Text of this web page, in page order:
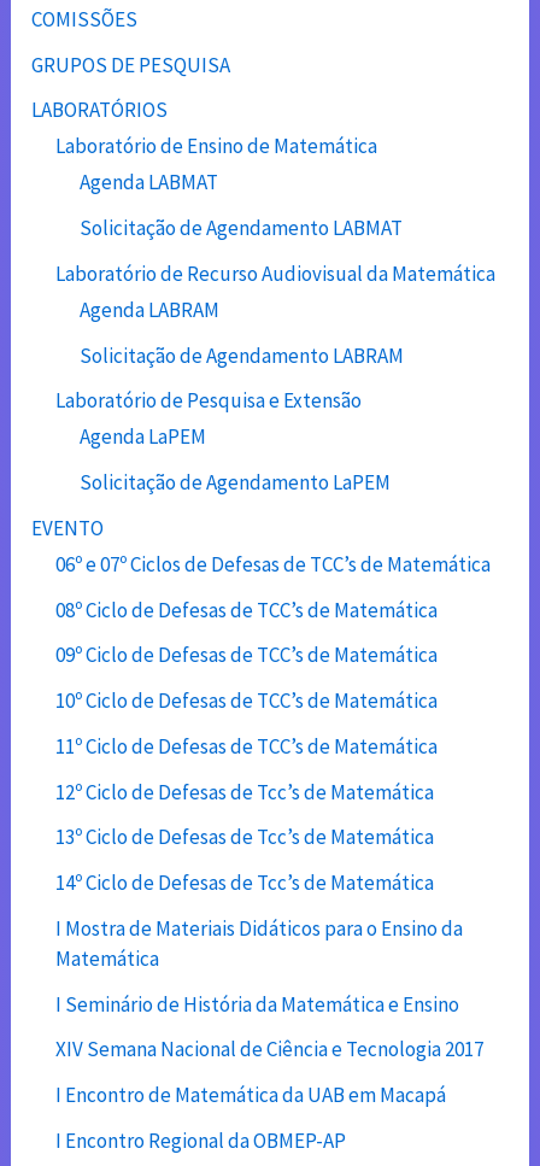
COMISSÕES
GRUPOS DE PESQUISA
LABORATÓRIOS
Laboratório de Ensino de Matemática
Agenda LABMAT
Solicitação de Agendamento LABMAT
Laboratório de Recurso Audiovisual da Matemática
Agenda LABRAM
Solicitação de Agendamento LABRAM
Laboratório de Pesquisa e Extensão
Agenda LaPEM
Solicitação de Agendamento LaPEM
EVENTO
06º e 07º Ciclos de Defesas de TCC’s de Matemática
08º Ciclo de Defesas de TCC’s de Matemática
09º Ciclo de Defesas de TCC’s de Matemática
10º Ciclo de Defesas de TCC’s de Matemática
11º Ciclo de Defesas de TCC’s de Matemática
12º Ciclo de Defesas de Tcc’s de Matemática
13º Ciclo de Defesas de Tcc’s de Matemática
14º Ciclo de Defesas de Tcc’s de Matemática
I Mostra de Materiais Didáticos para o Ensino da
Matemática
I Seminário de História da Matemática e Ensino
XIV Semana Nacional de Ciência e Tecnologia 2017
I Encontro de Matemática da UAB em Macapá
I Encontro Regional da OBMEP-AP